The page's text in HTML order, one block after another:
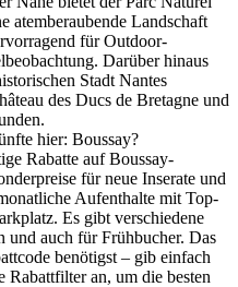
atemberaubende Landschaft
für Outdoor-
Darüber hinaus
Stadt Nantes
des Ducs de Bretagne und
hier: Boussay?
Rabatte auf Boussay-
für neue Inserate und
Aufenthalte mit Top-
Es gibt verschiedene
und auch für Frühbucher. Das
benötigst – gib einfach
Rabattfilter an, um die besten